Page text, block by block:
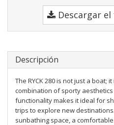
Descargar
Descripción
The RYCK 280 is not just a boat;
combination of sporty
functionality makes it ideal for
trips to explore new
sunbathing space, a